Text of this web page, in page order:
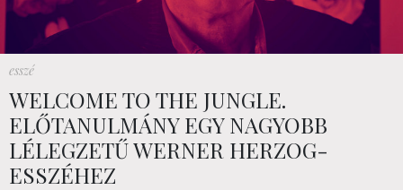
esszé
WELCOME TO THE JUNGLE.
ELŐTANULMÁNY EGY NAGYOBB
LÉLEGZETŰ WERNER HERZOG-
ESSZÉHEZ